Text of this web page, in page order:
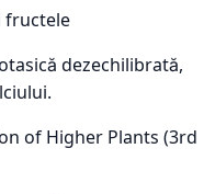
fructele
dezechilibrată,
of Higher Plants (3rd